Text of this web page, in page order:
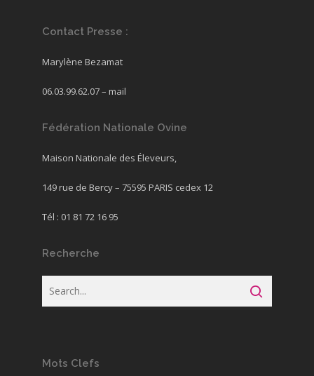
Contact Presse :
Marylène Bezamat
06.03.99.62.07 – mail
Fédération Nationale Ovine
Maison Nationale des Éleveurs,
149 rue de Bercy – 75595 PARIS cedex 12
Tél : 01 81 72 16 95
Recherche
Mots Clefs